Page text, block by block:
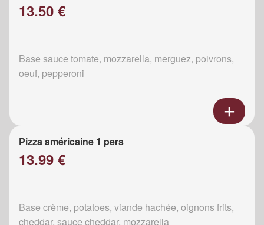
13.50 €
Base sauce tomate, mozzarella, merguez, poivrons,
oeuf, pepperoni
Pizza américaine 1 pers
13.99 €
Base crème, potatoes, viande hachée, oignons frits,
cheddar, sauce cheddar, mozzarella